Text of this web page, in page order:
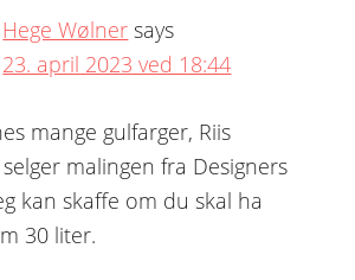
Hege Wølner says
23. april 2023 ved 18:44
mange gulfarger, Riis
malingen fra Designers
kan skaffe om du skal ha
30 liter.